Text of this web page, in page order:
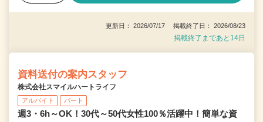
更新日： 2026/07/17 掲載終了日： 2026/08/23
掲載終了まであと14日
資料送付の案内スタッフ
株式会社スマイルハートライフ
アルバイト パート
週3・6h～OK！30代～50代女性100％活躍中！簡単な資